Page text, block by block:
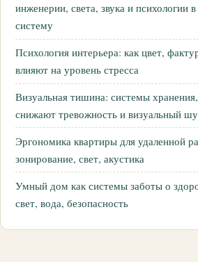
инженерии, света, звука и психологии
систему
Психология интерьера: как цвет,
влияют на уровень стресса
Визуальная тишина: системы
снижают тревожность и визуальный
Эргономика квартиры для удаленной
зонирование, свет, акустика
Умный дом как системы заботы о
свет, вода, безопасность